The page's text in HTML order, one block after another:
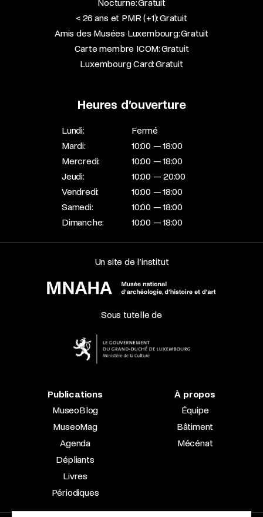
Nocturne: Gratuit
< 26 ans et PMR (+1): Gratuit
Amis des Musées Luxembourg: Gratuit
Carte membre ICOM: Gratuit
Luxembourg Card: Gratuit
Heures d’ouverture
Lundi:
Fermé
Mardi:
10:00 — 18:00
Mercredi:
10:00 — 18:00
Jeudi:
10:00 — 20:00
Vendredi:
10:00 — 18:00
Samedi:
10:00 — 18:00
Dimanche:
10:00 — 18:00
Un site de l’institut
Sous tutelle de
Publications
MuseoBlog
MuseoMag
Agenda
Dépliants
Livres
Périodiques
À propos
Équipe
Bâtiment
Mécénat